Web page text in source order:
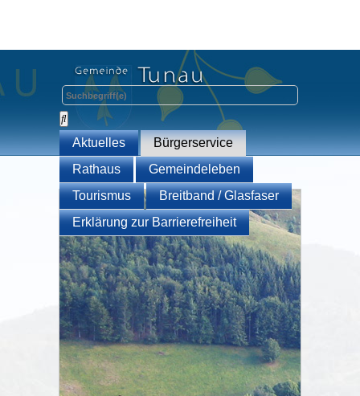
Aktuelles
Bürgerservice
Rathaus
Gemeindeleben
Tourismus
Breitband / Glasfaser
Erklärung zur Barrierefreiheit